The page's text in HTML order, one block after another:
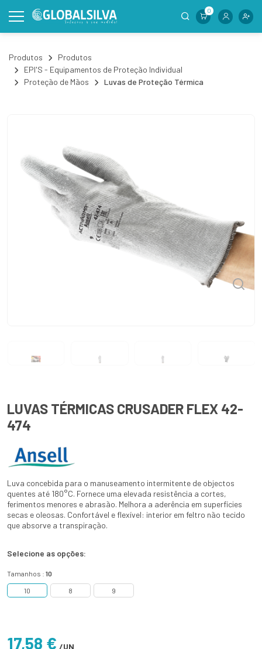
0
Produtos
Produtos
EPI'S - Equipamentos de Proteção Individual
Proteção de Mãos
Luvas de Proteção Térmica
LUVAS TÉRMICAS CRUSADER FLEX 42-
474
Luva concebida para o manuseamento intermitente de objectos
quentes até 180°C. Fornece uma elevada resistência a cortes,
ferimentos menores e abrasão. Melhora a aderência em superfícies
secas e oleosas. Confortável e flexível: interior em feltro não tecido
que absorve a transpiração.
Selecione as opções:
Tamanhos : 10
10 8 9
17,58 € /UN